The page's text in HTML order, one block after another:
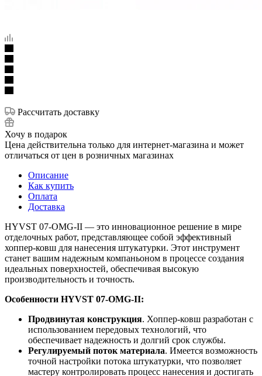
Рассчитать доставку
Хочу в подарок
Цена действительна только для интернет-магазина и может
отличаться от цен в розничных магазинах
Описание
Как купить
Оплата
Доставка
HYVST 07-OMG-II — это инновационное решение в мире
отделочных работ, представляющее собой эффективный
хоппер-ковш для нанесения штукатурки. Этот инструмент
станет вашим надежным компаньоном в процессе создания
идеальных поверхностей, обеспечивая высокую
производительность и точность.
Особенности HYVST 07-OMG-II:
Продвинутая конструкция. Хоппер-ковш разработан с
использованием передовых технологий, что
обеспечивает надежность и долгий срок службы.
Регулируемый поток материала. Имеется возможность
точной настройки потока штукатурки, что позволяет
мастеру контролировать процесс нанесения и достигать